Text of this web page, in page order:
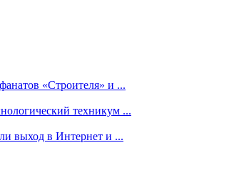
«Строителя» и ...
техникум ...
выход в Интернет и ...